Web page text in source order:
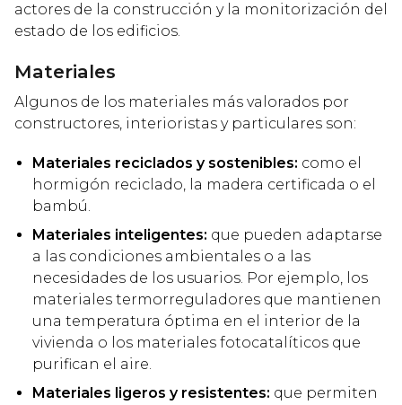
actores de la construcción y la monitorización del
estado de los edificios.
Materiales
Algunos de los materiales más valorados por
constructores, interioristas y particulares son:
Materiales reciclados y sostenibles: como el
hormigón reciclado, la madera certificada o el
bambú.
Materiales inteligentes: que pueden adaptarse
a las condiciones ambientales o a las
necesidades de los usuarios. Por ejemplo, los
materiales termorreguladores que mantienen
una temperatura óptima en el interior de la
vivienda o los materiales fotocatalíticos que
purifican el aire.
Materiales ligeros y resistentes: que permiten